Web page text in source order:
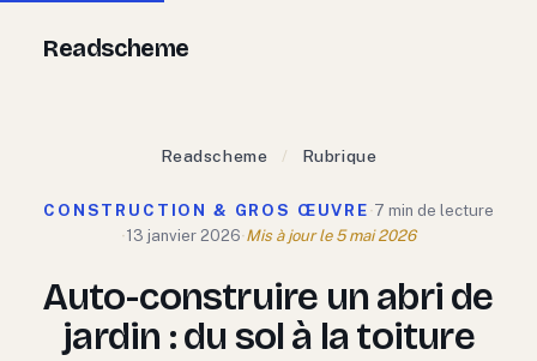
Readscheme
Readscheme / Rubrique
CONSTRUCTION & GROS ŒUVRE ·7 min de lecture
·13 janvier 2026·Mis à jour le 5 mai 2026
Auto-construire un abri de
jardin : du sol à la toiture